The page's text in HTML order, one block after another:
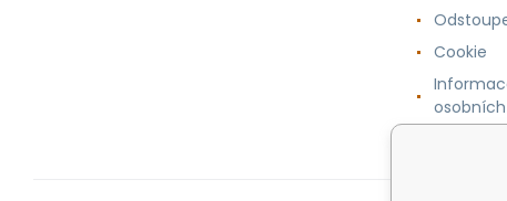
Cookie